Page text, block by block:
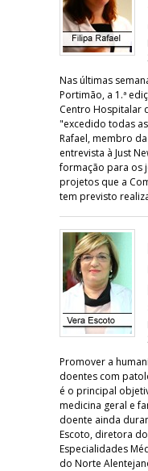
Nas últimas
Portimão, a 1.ª
Centro Hospitalar
"excedido todas
Rafael, membro
entrevista à Just
formação para os
projetos que a
tem previsto
Promover a
doentes com
é o principal
medicina geral e
doente ainda
Escoto, diretora
Especialidades
do Norte